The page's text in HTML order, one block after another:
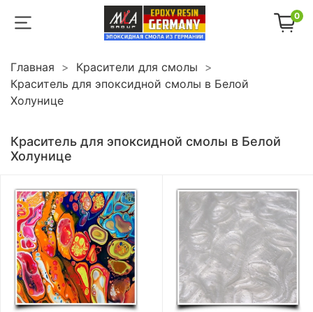
0
Главная
Красители для смолы
Краситель для эпоксидной смолы в Белой
Холунице
Краситель для эпоксидной смолы в Белой
Холунице